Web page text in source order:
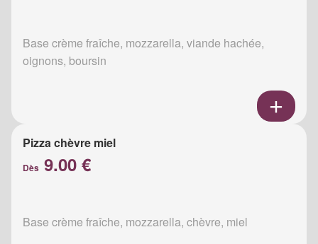
Base crème fraîche, mozzarella, viande hachée,
oignons, boursin
Pizza chèvre miel
Dès 9.00 €
Base crème fraîche, mozzarella, chèvre, miel